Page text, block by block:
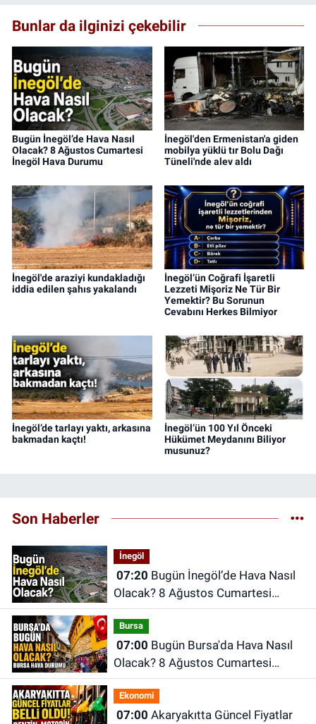
Bunlar da ilginizi çekebilir
Bugün İnegöl’de Hava Nasıl
Olacak? 8 Ağustos Cumartesi
İnegöl Hava Durumu
İnegöl'den Ermenistan'a giden
mobilya yüklü tır Bolu Dağı
Tüneli'nde alev aldı
İnegöl'de araziyi kundakladığı
iddia edilen şahıs yakalandı
İnegöl’ün Coğrafi İşaretli
Lezzeti Mişoriz Ne Tür Bir
Yemektir? Bu Sorunun
Cevabını Herkes Bilmiyor
İnegöl’de tarlayı yaktı, arkasına
bakmadan kaçtı!
İnegöl’ün 100 Yıl Önceki
Hükümet Meydanını Biliyor
musunuz?
Son Haberler
İnegöl
07:20
Olacak? 8 Ağustos Cumartesi
İnegöl Hava Durumu
Bursa
07:00
Olacak? 8 Ağustos Cumartesi
İnegöl Hava Durumu
Ekonomi
07:00